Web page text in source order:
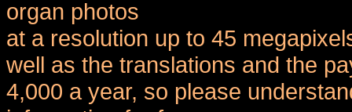
organ photos
at a resolution up to 45
well as the translations and the
4,000 a year, so please